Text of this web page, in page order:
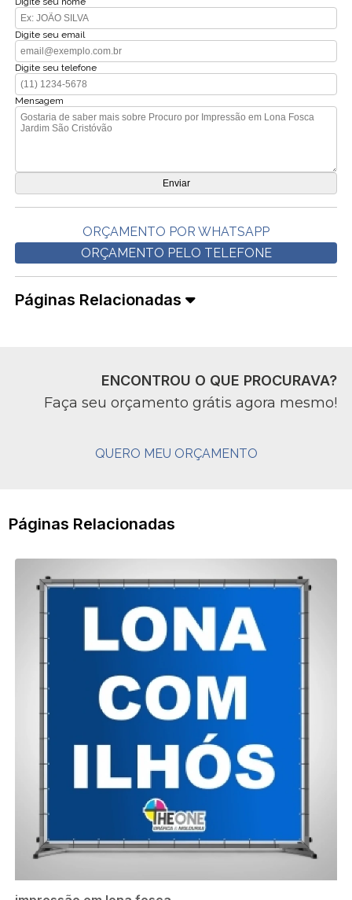
Digite seu email
Digite seu telefone
Mensagem
ORÇAMENTO POR WHATSAPP
ORÇAMENTO PELO TELEFONE
Páginas Relacionadas
ENCONTROU O QUE PROCURAVA?
Faça seu orçamento grátis agora mesmo!
QUERO MEU ORÇAMENTO
Páginas Relacionadas